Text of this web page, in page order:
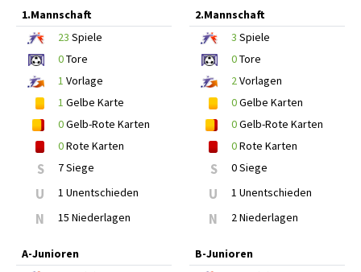
1.Mannschaft
23 Spiele
0Tore
1 Vorlage
1 Gelbe Karte
0Gelb-Rote Karten
0Rote Karten
S 7 Siege
U 1 Unentschieden
N 15 Niederlagen
2.Mannschaft
3 Spiele
0Tore
2Vorlagen
0Gelbe Karten
0Gelb-Rote Karten
0Rote Karten
S 0 Siege
U 1 Unentschieden
N 2 Niederlagen
A-Junioren
B-Junioren